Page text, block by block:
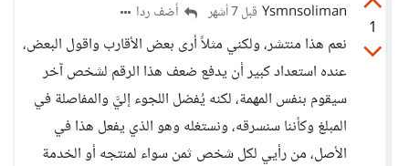
1
Ysmnsoliman قبل 7 أشهر أضف ردا
نعم هذا منتشر، ولكني مثلاً أرى بعض الأقارب واقول البعض،
عنده استعداد كبير أن يدفع ضعف هذا الرقم لشخص آخر
سيقوم بنفس المهمة، لكنه يُفضل اللجوء إليَّ والمفاصلة في
المبلغ وكأننا سنسرقه، ونستغله وهو الذي يفعل هذا في
الأصل، من رأيي لكل شخص ثمن سواء لمنتجه أو الخدمة